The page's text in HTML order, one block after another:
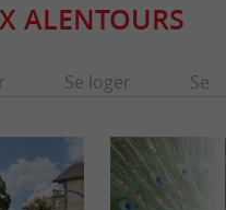
ALENTOURS
Se loger Se